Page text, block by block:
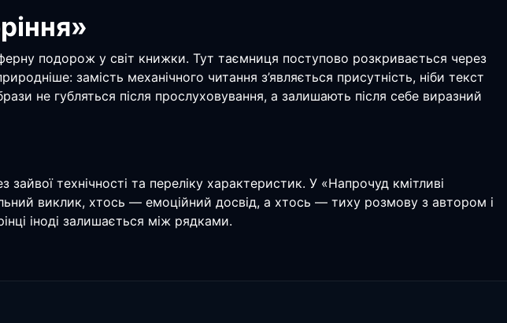
подорож у світ книжки. Тут таємниця поступово розкривається через
замість механічного читання з’являється присутність, ніби текст
не губляться після прослуховування, а залишають після себе виразний
технічності та переліку характеристик. У «Напрочуд кмітливі
виклик, хтось — емоційний досвід, а хтось — тиху розмову з автором і
іноді залишається між рядками.